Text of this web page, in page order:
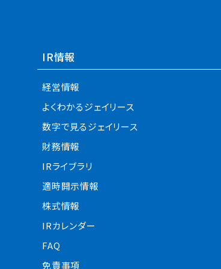
IR情報
経営情報
よくわかるジェイリース
数字で見るジェイリース
財務情報
IRライブラリ
適時開示情報
株式情報
IRカレンダー
FAQ
免責事項